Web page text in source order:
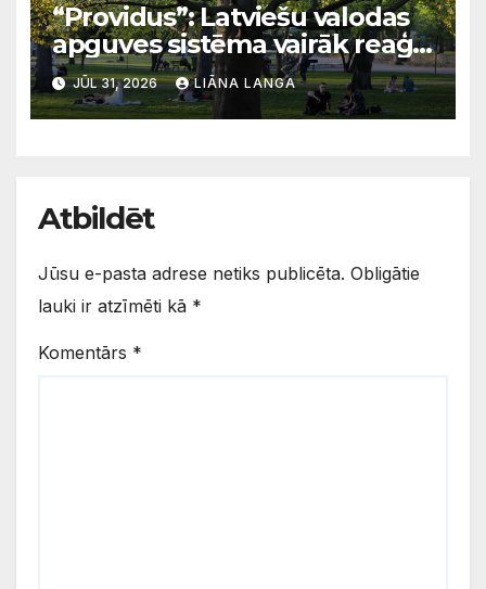
“Providus”: Latviešu valodas
apguves sistēma vairāk reaģē
uz krīzēm nekā ilgtermiņa
migrācijas tendencēm
JŪL 31, 2026 LIĀNA LANGA
Atbildēt
Jūsu e-pasta adrese netiks publicēta. Obligātie
lauki ir atzīmēti kā *
Komentārs *